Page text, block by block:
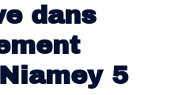
dans
5